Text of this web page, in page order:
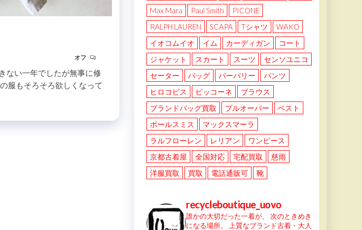
オフ
ない一年でしたが無事に修
服もそろそろ欲しくなって
Max Mara
Paul Smith
PICONE
RALPH LAUREN
SCAPA Tシャツ
WAKO
イオコムイオ
イム カーディガン
コート
ジャケット
スカート スーツ
センソユニコ
セーター
バッグ バーバリー
パンツ
ヒロコビス
ピッコーネ
ブラウス
ブランドバッグ買取
プルオーバー
ベスト
ポールスミス
マックスマーラ
ラルフローレン
レリアン
ワンピース
京都古着屋
全国対応 宅配買取
慈雨
洋服買取
買取 電話通販可 靴
recycleboutique_uovo
誰かの大切だった一着が、
次のときめき
になる場所。
上質なブランド古着・大人